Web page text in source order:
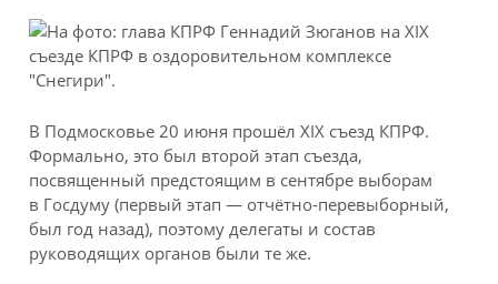
В Подмосковье 20 июня прошёл XIX съезд КПРФ.
Формально, это был второй этап съезда,
посвященный предстоящим в сентябре выборам
в Госдуму (первый этап — отчётно-перевыборный,
был год назад), поэтому делегаты и состав
руководящих органов были те же.